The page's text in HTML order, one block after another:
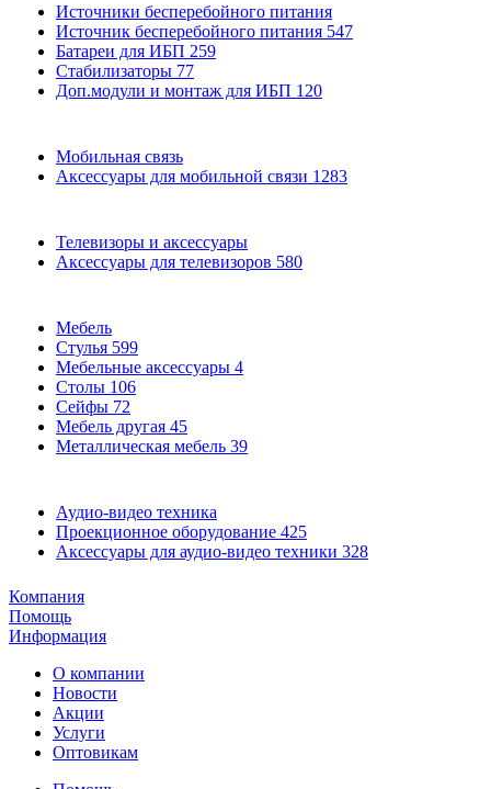
Источники бесперебойного питания
Источник бесперебойного питания 547
Батареи для ИБП 259
Стабилизаторы 77
Доп.модули и монтаж для ИБП 120
Мобильная связь
Аксессуары для мобильной связи 1283
Телевизоры и аксессуары
Аксессуары для телевизоров 580
Мебель
Стулья 599
Мебельные аксессуары 4
Столы 106
Сейфы 72
Мебель другая 45
Металлическая мебель 39
Аудио-видео техника
Проекционное оборудование 425
Аксессуары для аудио-видео техники 328
Компания
Помощь
Информация
О компании
Новости
Акции
Услуги
Оптовикам